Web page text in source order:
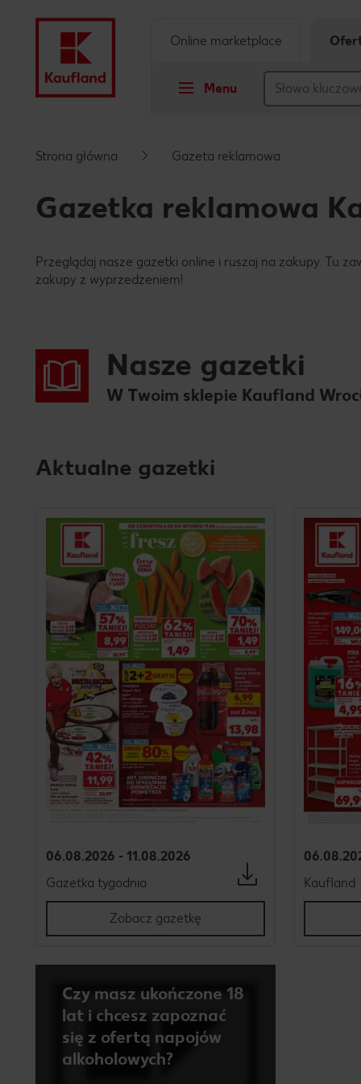
Pływający pasek boczny
Menu
Online marketplace
Strona główna Gazeta reklamowa
Gazetka reklamowa
Przeglądaj nasze gazetki online i ruszaj na zakupy. Tu
zakupy z wyprzedzeniem!
Nasze gazetki
W Twoim sklepie Kaufland
Aktualne gazetki
06.08.2026 - 11.08.2026
Gazetka tygodnia
Zobacz gazetkę
Kaufland
Czy masz ukończone 18
lat i chcesz zapoznać
się z ofertą napojów
alkoholowych?